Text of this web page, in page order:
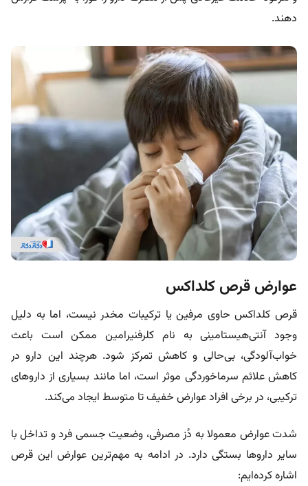
دهند.
عوارض قرص کلداکس
قرص کلداکس حاوی مرفین یا ترکیبات مخدر نیست، اما به دلیل
وجود آنتی‌هیستامینی به نام کلرفنیرامین ممکن است باعث
خواب‌آلودگی، بی‌حالی و کاهش تمرکز شود. هرچند این دارو در
کاهش علائم سرماخوردگی موثر است، اما مانند بسیاری از داروهای
ترکیبی، در برخی افراد عوارض خفیف تا متوسط ایجاد می‌کند.
شدت عوارض معمولا به دُز مصرفی، وضعیت جسمی فرد و تداخل با
سایر داروها بستگی دارد. در ادامه به مهم‌ترین عوارض این قرص
اشاره کرده‌ایم: